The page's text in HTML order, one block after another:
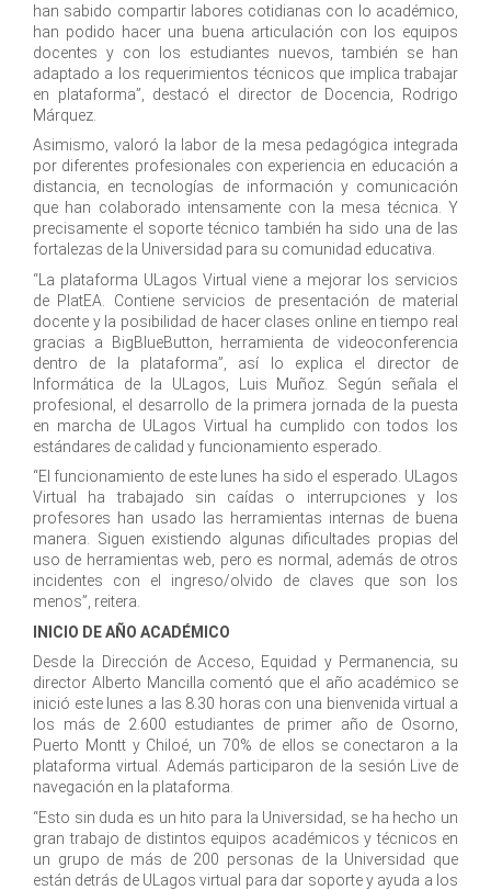
han sabido compartir labores cotidianas con lo académico,
han podido hacer una buena articulación con los equipos
docentes y con los estudiantes nuevos, también se han
adaptado a los requerimientos técnicos que implica trabajar
en plataforma”, destacó el director de Docencia, Rodrigo
Márquez.
Asimismo, valoró la labor de la mesa pedagógica integrada
por diferentes profesionales con experiencia en educación a
distancia, en tecnologías de información y comunicación
que han colaborado intensamente con la mesa técnica. Y
precisamente el soporte técnico también ha sido una de las
fortalezas de la Universidad para su comunidad educativa.
“La plataforma ULagos Virtual viene a mejorar los servicios
de PlatEA. Contiene servicios de presentación de material
docente y la posibilidad de hacer clases online en tiempo real
gracias a BigBlueButton, herramienta de videoconferencia
dentro de la plataforma”, así lo explica el director de
Informática de la ULagos, Luis Muñoz. Según señala el
profesional, el desarrollo de la primera jornada de la puesta
en marcha de ULagos Virtual ha cumplido con todos los
estándares de calidad y funcionamiento esperado.
“El funcionamiento de este lunes ha sido el esperado. ULagos
Virtual ha trabajado sin caídas o interrupciones y los
profesores han usado las herramientas internas de buena
manera. Siguen existiendo algunas dificultades propias del
uso de herramientas web, pero es normal, además de otros
incidentes con el ingreso/olvido de claves que son los
menos”, reitera.
INICIO DE AÑO ACADÉMICO
Desde la Dirección de Acceso, Equidad y Permanencia, su
director Alberto Mancilla comentó que el año académico se
inició este lunes a las 8.30 horas con una bienvenida virtual a
los más de 2.600 estudiantes de primer año de Osorno,
Puerto Montt y Chiloé, un 70% de ellos se conectaron a la
plataforma virtual. Además participaron de la sesión Live de
navegación en la plataforma.
“Esto sin duda es un hito para la Universidad, se ha hecho un
gran trabajo de distintos equipos académicos y técnicos en
un grupo de más de 200 personas de la Universidad que
están detrás de ULagos virtual para dar soporte y ayuda a los